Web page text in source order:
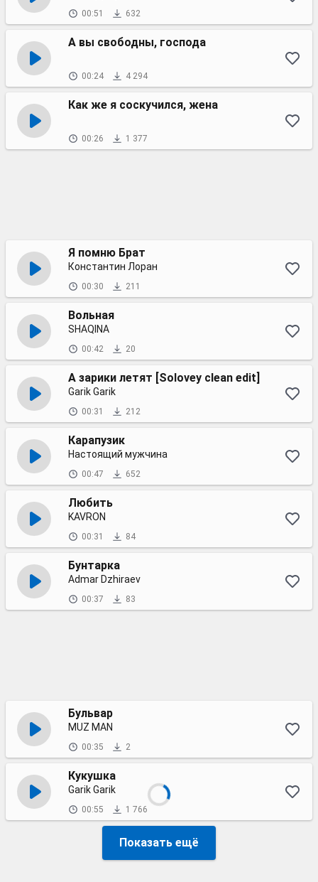
00:51 632
А вы свободны, господа
00:24 4 294
Как же я соскучился, жена
00:26 1 377
Я помню Брат
Константин Лоран
00:30 211
Вольная
SHAQINA
00:42 20
А зарики летят [Solovey clean edit]
Garik Garik
00:31 212
Карапузик
Настоящий мужчина
00:47 652
Любить
KAVRON
00:31 84
Бунтарка
Admar Dzhiraev
00:37 83
Бульвар
MUZ MAN
00:35 2
Кукушка
Garik Garik
00:55 1 766
Показать ещё